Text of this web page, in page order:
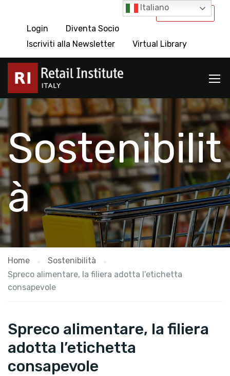
International
Login
Diventa Socio
Iscriviti alla Newsletter
Virtual Library
Sostenibilit
à
Home
Sostenibilità
Spreco alimentare, la filiera adotta l’etichetta
consapevole
Spreco alimentare, la filiera
adotta l’etichetta
consapevole
Italiano